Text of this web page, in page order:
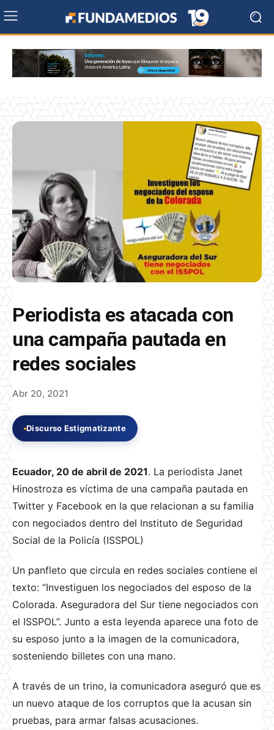
Periodista es atacada con
una campaña pautada en
redes sociales
Abr 20, 2021
Discurso Estigmatizante
Ecuador, 20 de abril de 2021. La periodista Janet
Hinostroza es víctima de una campaña pautada en
Twitter y Facebook en la que relacionan a su familia
con negociados dentro del Instituto de Seguridad
Social de la Policía (ISSPOL)
Un panfleto que circula en redes sociales contiene el
texto: “Investiguen los negociados del esposo de la
Colorada. Aseguradora del Sur tiene negociados con
el ISSPOL”. Junto a esta leyenda aparece una foto de
su esposo junto a la imagen de la comunicadora,
sosteniendo billetes con una mano.
A través de un trino, la comunicadora aseguró que es
un nuevo ataque de los corruptos que la acusan sin
pruebas, para armar falsas acusaciones.